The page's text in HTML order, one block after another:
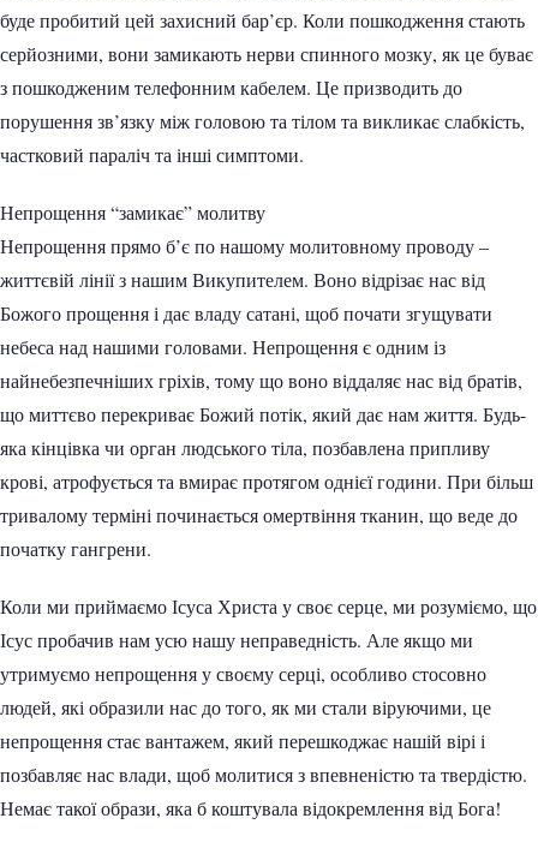
буде пробитий цей захисний бар’єр. Коли пошкодження стають
серйозними, вони замикають нерви спинного мозку, як це буває
з пошкодженим телефонним кабелем. Це призводить до
порушення зв’язку між головою та тілом та викликає слабкість,
частковий параліч та інші симптоми.
Непрощення “замикає” молитву
Непрощення прямо б’є по нашому молитовному проводу –
життєвій лінії з нашим Викупителем. Воно відрізає нас від
Божого прощення і дає владу сатані, щоб почати згущувати
небеса над нашими головами. Непрощення є одним із
найнебезпечніших гріхів, тому що воно віддаляє нас від братів,
що миттєво перекриває Божий потік, який дає нам життя. Будь-
яка кінцівка чи орган людського тіла, позбавлена ​​припливу
крові, атрофується та вмирає протягом однієї години. При більш
тривалому терміні починається омертвіння тканин, що веде до
початку гангрени.
Коли ми приймаємо Ісуса Христа у своє серце, ми розуміємо, що
Ісус пробачив нам усю нашу неправедність. Але якщо ми
утримуємо непрощення у своєму серці, особливо стосовно
людей, які образили нас до того, як ми стали віруючими, це
непрощення стає вантажем, який перешкоджає нашій вірі і
позбавляє нас влади, щоб молитися з впевненістю та твердістю.
Немає такої образи, яка б коштувала відокремлення від Бога!